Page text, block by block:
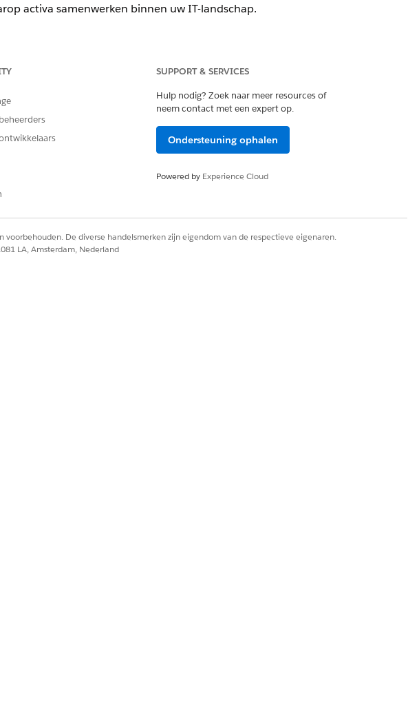
activa samenwerken binnen uw IT-landschap.
Service waarvoor CMDB en Service Graph zijn
ze interactie hebben of van elkaar afhankelijk zijn. CI-
software, cloudresources en services.
verbonden met andere activa in uw IT-landschap. Met de
SUPPORT & SERVICES
Hulp nodig? Zoek naar meer resources of
neem contact met een expert op.
Ondersteuning ophalen
Powered by Experience Cloud
De diverse handelsmerken zijn eigendom van de respectieve eigenaren.
LA, Amsterdam, Nederland